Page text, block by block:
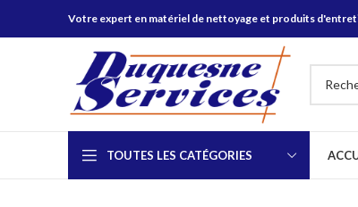
Votre expert en matériel de nettoyage et produits
TOUTES LES CATÉGORIES